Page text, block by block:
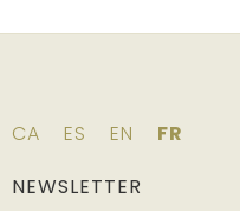
CA ES EN
FR
NEWSLETTER